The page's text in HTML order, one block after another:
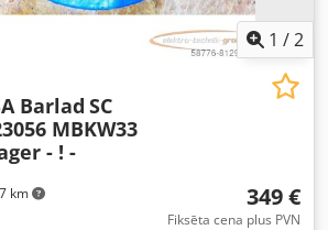
1 /2
km
Barlad SC
MBKW33
- ! -
349 €
Fiksēta cena plus PVN